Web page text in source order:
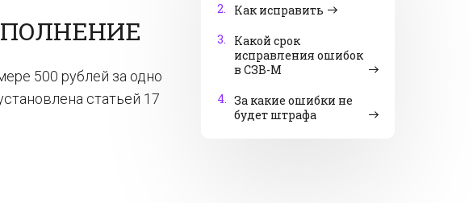
2.
Как исправить
3.
Какой срок
исправления ошибок
в СЗВ-М
4. За какие ошибки не
будет штрафа
500 рублей за одно
статьей 17